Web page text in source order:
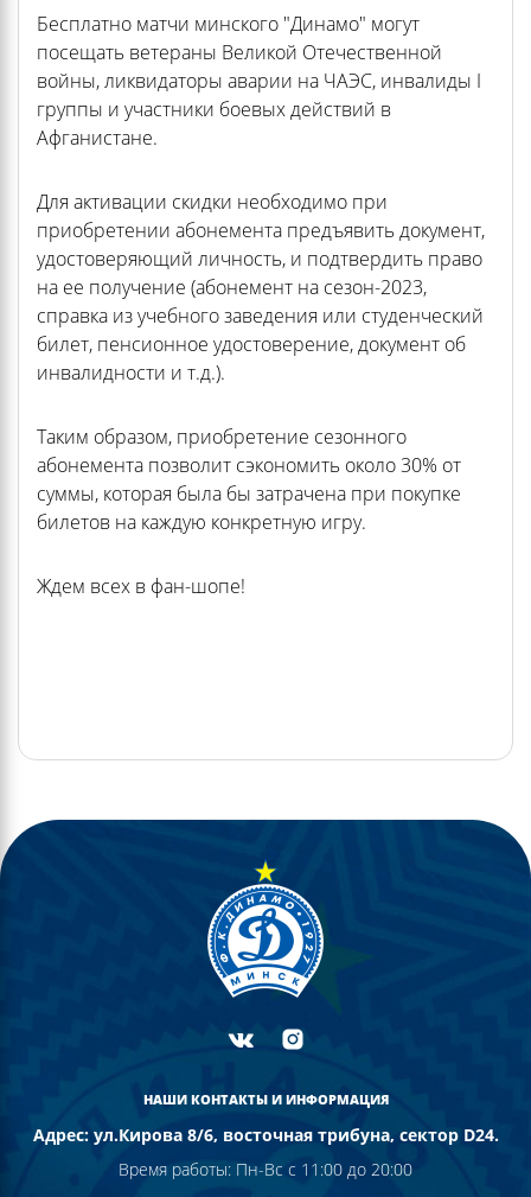
Бесплатно матчи минского "Динамо" могут
посещать ветераны Великой Отечественной
войны, ликвидаторы аварии на ЧАЭС, инвалиды I
группы и участники боевых действий в
Афганистане.
Для активации скидки необходимо при
приобретении абонемента предъявить документ,
удостоверяющий личность, и подтвердить право
на ее получение (абонемент на сезон-2023,
справка из учебного заведения или студенческий
билет, пенсионное удостоверение, документ об
инвалидности и т.д.).
Таким образом, приобретение сезонного
абонемента позволит сэкономить около 30% от
суммы, которая была бы затрачена при покупке
билетов на каждую конкретную игру.
Ждем всех в фан-шопе!
НАШИ КОНТАКТЫ И ИНФОРМАЦИЯ
Адрес: ул.Кирова 8/6, восточная трибуна, сектор D24.
Время работы: Пн-Вс с 11:00 до 20:00